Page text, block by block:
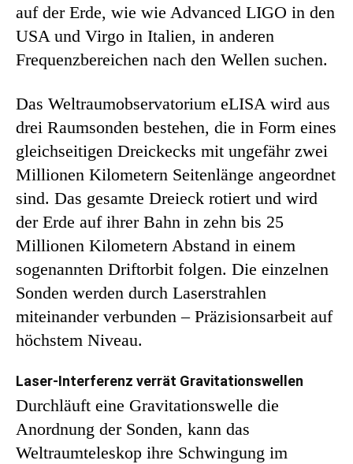
auf der Erde, wie wie Advanced LIGO in den
USA und Virgo in Italien, in anderen
Frequenzbereichen nach den Wellen suchen.
Das Weltraumobservatorium eLISA wird aus
drei Raumsonden bestehen, die in Form eines
gleichseitigen Dreickecks mit ungefähr zwei
Millionen Kilometern Seitenlänge angeordnet
sind. Das gesamte Dreieck rotiert und wird
der Erde auf ihrer Bahn in zehn bis 25
Millionen Kilometern Abstand in einem
sogenannten Driftorbit folgen. Die einzelnen
Sonden werden durch Laserstrahlen
miteinander verbunden – Präzisionsarbeit auf
höchstem Niveau.
Laser-Interferenz verrät Gravitationswellen
Durchläuft eine Gravitationswelle die
Anordnung der Sonden, kann das
Weltraumteleskop ihre Schwingung im